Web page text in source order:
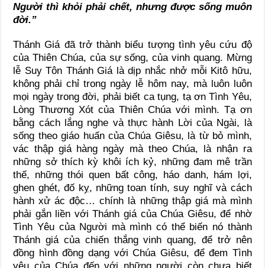
Người thì khỏi phải chết, nhưng được sống muôn
đời.”
Thánh Giá đã trở thành biểu tượng tình yêu cứu độ
của Thiên Chúa, của sự sống, của vinh quang. Mừng
lễ Suy Tôn Thánh Giá là dịp nhắc nhở mỗi Kitô hữu,
không phải chỉ trong ngày lễ hôm nay, mà luôn luôn
mọi ngày trong đời, phải biết ca tụng, tạ ơn Tình Yêu,
Lòng Thương Xót của Thiên Chúa với mình. Tạ ơn
bằng cách lắng nghe và thực hành Lời của Ngài, là
sống theo giáo huấn của Chúa Giêsu, là từ bỏ mình,
vác thập giá hàng ngày mà theo Chúa, là nhận ra
những sở thích kỳ khôi ích kỷ, những đam mê trần
thế, những thói quen bất công, háo danh, hám lợi,
ghen ghét, đố kỵ, những toan tính, suy nghĩ và cách
hành xử ác độc… chính là những thập giá mà mình
phải gắn liền với Thánh giá của Chúa Giêsu, để nhờ
Tình Yêu của Người mà mình có thể biến nó thành
Thánh giá của chiến thắng vinh quang, để trở nên
đồng hình đồng dạng với Chúa Giêsu, để đem Tình